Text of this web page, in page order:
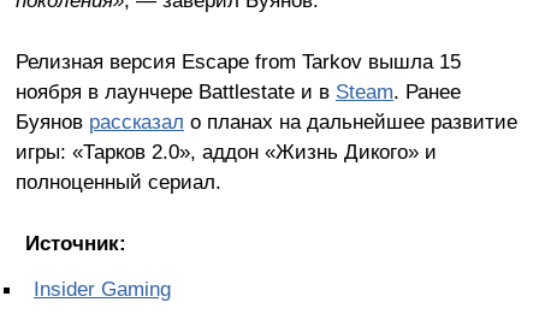
Релизная версия Escape from Tarkov вышла 15
ноября в лаунчере Battlestate и в Steam. Ранее
Буянов рассказал о планах на дальнейшее развитие
игры: «Тарков 2.0», аддон «Жизнь Дикого» и
полноценный сериал.
Источник:
Insider Gaming